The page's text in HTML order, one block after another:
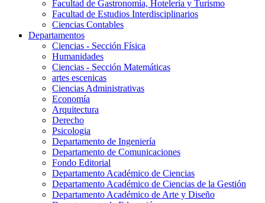
Facultad de Gastronomía, Hotelería y Turismo
Facultad de Estudios Interdisciplinarios
Ciencias Contables
Departamentos
Ciencias - Sección Física
Humanidades
Ciencias - Sección Matemáticas
artes escenicas
Ciencias Administrativas
Economía
Arquitectura
Derecho
Psicologia
Departamento de Ingeniería
Departamento de Comunicaciones
Fondo Editorial
Departamento Académico de Ciencias
Departamento Académico de Ciencias de la Gestión
Departamento Académico de Arte y Diseño